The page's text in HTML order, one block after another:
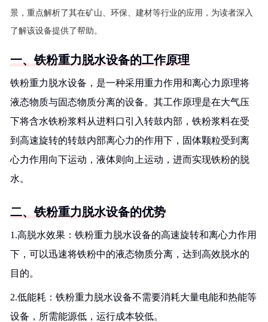
景，重点解析了其在矿山、环保、建材等行业的应用，为读者深入
了解该设备提供了帮助。
一、铁粉重力脱水设备的工作原理
铁粉重力脱水设备，是一种采用重力作用和离心力原理将
液态物质与固态物质分离的设备。其工作原理是在大气压
下将含水铁粉浆料从进料口引入转鼓内部，铁粉浆料在受
到高速旋转的转鼓内部离心力的作用下，固体颗粒受到离
心力作用向下运动，液体则向上运动，进而实现铁粉的脱
水。
二、铁粉重力脱水设备的优势
1.高脱水效果：铁粉重力脱水设备的高速旋转和离心力作用
下，可以迅速将铁粉中的液态物质分离，达到高效脱水的
目的。
2.低能耗：铁粉重力脱水设备不需要消耗大量电能和热能等
设备，所需能源低，运行成本较低。